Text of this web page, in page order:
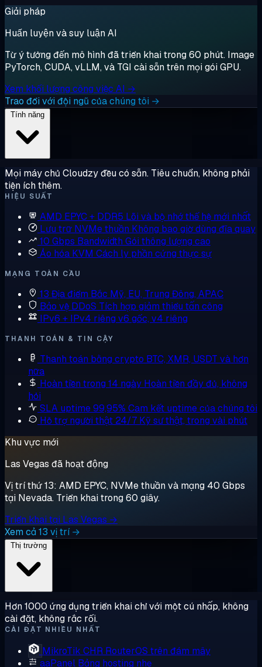
Giải pháp
Huấn luyện và suy luận AI
Từ ý tưởng đến mô hình đã triển khai trong 60 phút. Image
PyTorch, CUDA, vLLM, và TGI cài sẵn trên mọi gói GPU.
Xem khối lượng công việc AI →
Trao đổi với đội ngũ của chúng tôi →
Mọi máy chủ Cloudzy đều có sẵn. Tiêu chuẩn, không phải
tiện ích thêm.
HIỆU SUẤT
AMD EPYC + DDR5 Lõi và bộ nhớ thế hệ mới nhất
Lưu trữ NVMe thuần Không bao giờ dùng đĩa quay
10 Gbps Bandwidth Gói thông lượng cao
Ảo hóa KVM Cách ly phần cứng thực sự
MẠNG TOÀN CẦU
13 Địa điểm Bắc Mỹ, EU, Trung Đông, APAC
Bảo vệ DDoS Tích hợp giảm thiểu tấn công
IPv6 + IPv4 riêng v6 gốc, v4 riêng
THANH TOÁN & TIN CẬY
Thanh toán bằng crypto BTC, XMR, USDT và hơn
nữa
Hoàn tiền trong 14 ngày Hoàn tiền đầy đủ, không
hỏi
SLA uptime 99,95% Cam kết uptime của chúng tôi
Hỗ trợ người thật 24/7 Kỹ sư thật, trong vài phút
Khu vực mới
Las Vegas đã hoạt động
Vị trí thứ 13: AMD EPYC, NVMe thuần và mạng 40 Gbps
tại Nevada. Triển khai trong 60 giây.
Triển khai tại Las Vegas →
Xem cả 13 vị trí →
Hơn 1000 ứng dụng triển khai chỉ với một cú nhấp, không
cài đặt, không rắc rối.
CÀI ĐẶT NHIỀU NHẤT
MikroTik CHR RouterOS trên đám mây
aaPanel Bảng hosting nhẹ